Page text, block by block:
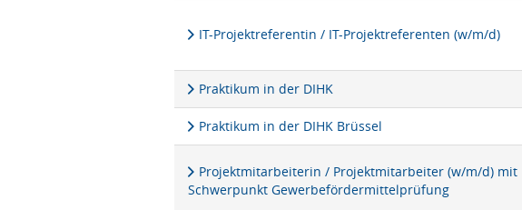
IT-Projektreferentin / IT-Projektreferenten (w/m/d)
Praktikum in der DIHK
Praktikum in der DIHK Brüssel
Projektmitarbeiterin / Projektmitarbeiter (w/m/d) mit
Schwerpunkt Gewerbefördermittelprüfung